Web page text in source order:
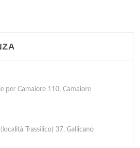
per Camaiore 110, Camaiore
Trassilico) 37, Gallicano